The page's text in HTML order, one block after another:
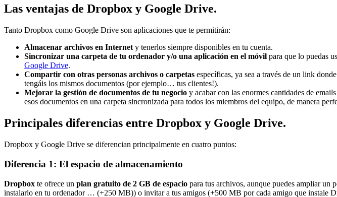
Las ventajas de Dropbox y Google Drive.
Tanto Dropbox como Google Drive son aplicaciones que te permitirán:
Almacenar archivos en Internet y tenerlos siempre disponibles en tu cuenta.
Sincronizar una carpeta de tu ordenador y/o una aplicación en el móvil para que lo puedas
Google Drive.
Compartir con otras personas archivos o carpetas específicas, ya sea a través de un link
tengáis los mismos documentos (por ejemplo… tus clientes!).
Mejorar la gestión de documentos de tu negocio y acabar con las enormes cantidades de
esos documentos en una carpeta sincronizada para todos los miembros del equipo, de manera
Principales diferencias entre Dropbox y Google Drive.
Dropbox y Google Drive se diferencian principalmente en cuatro puntos:
Diferencia 1: El espacio de almacenamiento
Dropbox te ofrece un plan gratuito de 2 GB de espacio para tus archivos, aunque puedes ampliar
instalarlo en tu ordenador … (+250 MB)) o invitar a tus amigos (+500 MB por cada amigo que instale